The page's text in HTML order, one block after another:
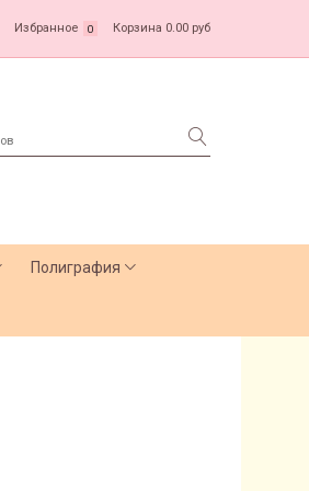
Избранное 0 Корзина 0.00 руб
Полиграфия